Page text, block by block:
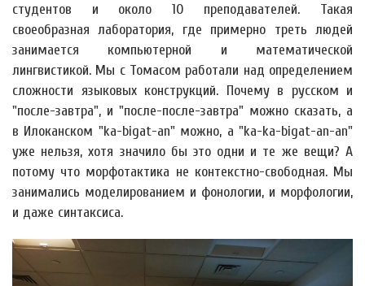
студентов и около 10 преподавателей. Такая
своеобразная лаборатория, где примерно треть людей
занимается компьютерной и математической
лингвистикой. Мы с Томасом работали над определением
сложности языковых конструкций. Почему в русском и
"после-завтра", и "после-после-завтра" можно сказать, а
в Илоканском "ka-bigat-an" можно, а "ka-ka-bigat-an-an"
уже нельзя, хотя значило бы это одни и те же вещи? А
потому что морфотактика не контекстно-свободная. Мы
занимались моделированием и фонологии, и морфологии,
и даже синтаксиса.